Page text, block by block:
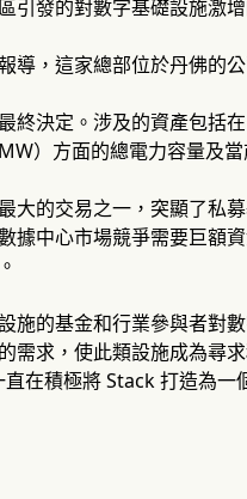
引發的對數字基礎設施激增
導，這家總部位於丹佛的
終決定。涉及的資產包括
）方面的總電力容量及當
大的交易之一，突顯了私
據中心市場競爭需要巨額
施的基金和行業參與者對
需求，使此類設施成為尋
在積極將 Stack 打造為一